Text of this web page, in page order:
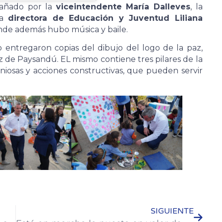
por la viceintendente María Dalleves, la
directora de Educación y Juventud Liliana
además hubo música y baile.
copias del dibujo del logo de la paz,
Paysandú. EL mismo contiene tres pilares de la
y acciones constructivas, que pueden servir
SIGUIENTE